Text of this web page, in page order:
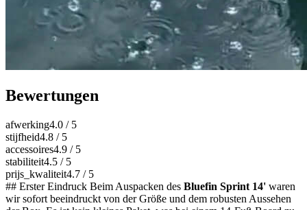
Bewertungen
afwerking4.0 / 5
stijfheid4.8 / 5
accessoires4.9 / 5
stabiliteit4.5 / 5
prijs_kwaliteit4.7 / 5
## Erster Eindruck Beim Auspacken des Bluefin Sprint 14' waren
wir sofort beeindruckt von der Größe und dem robusten Aussehen